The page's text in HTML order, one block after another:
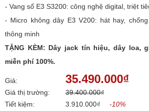
- Vang số E3 S3200: công nghệ digital, triệt
- Micro không dây E3 V200: hát hay,
thông minh
TẶNG KÈM: Dây jack tín hiệu, dây loa,
miễn phí 100%.
Giá: 35.490.000₫
Giá thị trường:
39.400.000₫
Tiết kiệm:
3.910.000₫ -10%